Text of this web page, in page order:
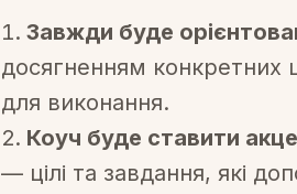
Завжди буде
досягненням конкретних
для виконання.
Коуч буде ставити
— цілі та завдання, які